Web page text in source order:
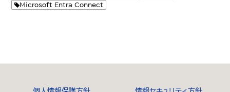
環...
Microsoft Entra Connect